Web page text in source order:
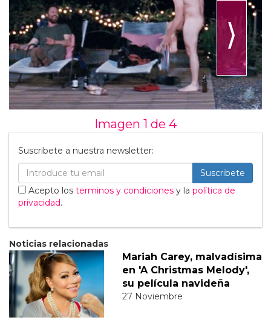
⟩
Imagen 1 de 4
Suscribete a nuestra newsletter:
Suscribete
Acepto los terminos y condiciones y la política de
privacidad.
Noticias relacionadas
Mariah Carey, malvadísima
en 'A Christmas Melody',
su película navideña
27 Noviembre